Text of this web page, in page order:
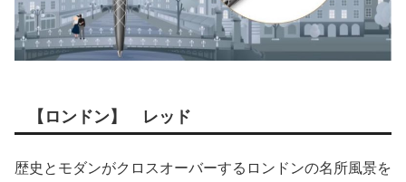
【ロンドン】 レッド
歴史とモダンがクロスオーバーするロンドンの名所風景を